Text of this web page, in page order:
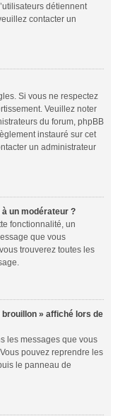
détiennent
contacter un
Si vous ne respectez
Veuillez noter
du forum, phpBB
instauré sur cet
un administrateur
un modérateur ?
fonctionnalité, un
que vous
trouverez toutes les
» affiché lors de
les messages que vous
pouvez reprendre les
le panneau de